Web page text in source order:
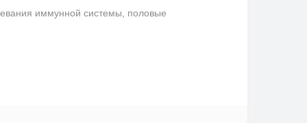
иммунной системы, половые